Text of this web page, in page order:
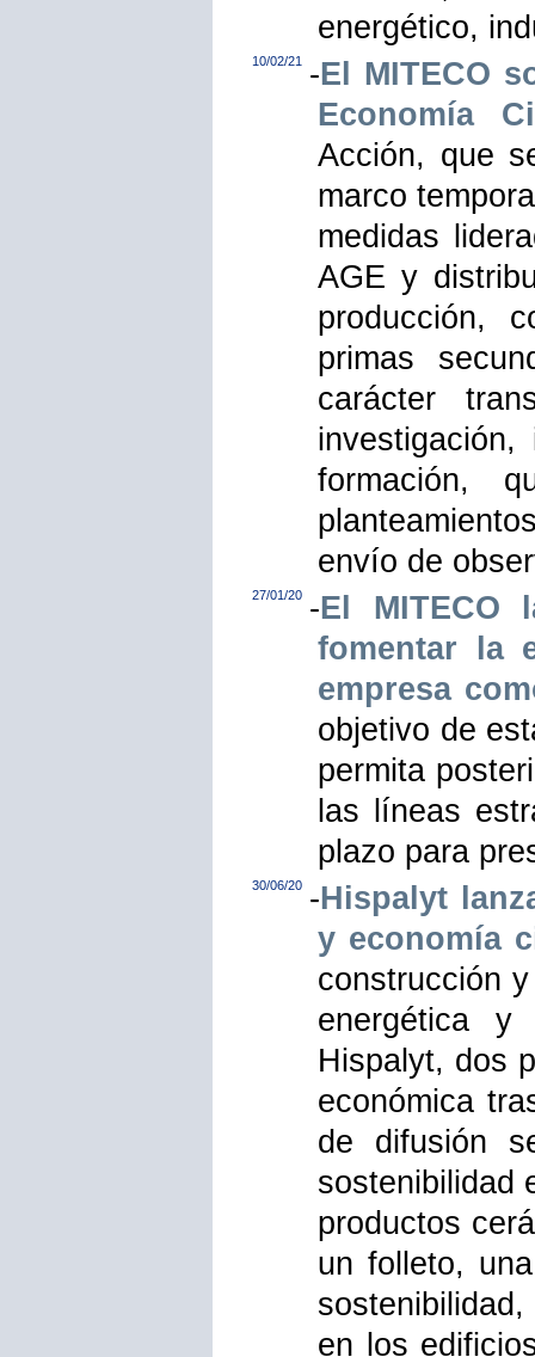
energético,
10/02/21 -El MITECO
Economía
Acción, que
marco
medidas
AGE y
producción,
primas
carácter
formación,
envío de
27/01/20 -El MITECO
fomentar la
empresa
objetivo de
permita
las líneas
plazo para
30/06/20 -Hispalyt
y economía
construcción
energética
Hispalyt, dos
económica
de difusión
sostenibilidad
productos
un folleto,
en los